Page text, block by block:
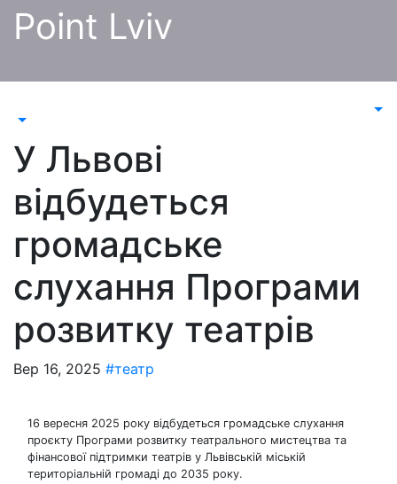
Перейти
Point Lviv
У Львові
відбудеться
громадське
слухання Програми
розвитку театрів
Вер 16, 2025 #театр
16 вересня 2025 року відбудеться громадське слухання
проєкту Програми розвитку театрального мистецтва та
фінансової підтримки театрів у Львівській міській
територіальній громаді до 2035 року.